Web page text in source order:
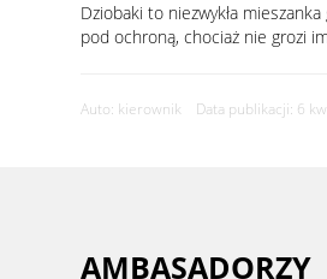
Dziobaki to niezwykła
pod ochroną, chociaż nie grozi
Auto: kierownik Data publikacji: 6
AMBASADORZY